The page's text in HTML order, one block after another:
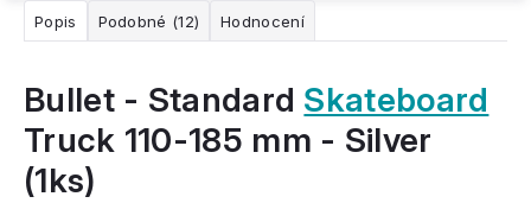
Popis Podobné (12) Hodnocení
Bullet - Standard Skateboard
Truck 110-185 mm - Silver
(1ks)